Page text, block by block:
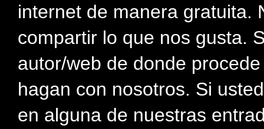
internet de manera gratuita.
compartir lo que nos gusta.
autor/web de donde
hagan con nosotros. Si
en alguna de nuestras